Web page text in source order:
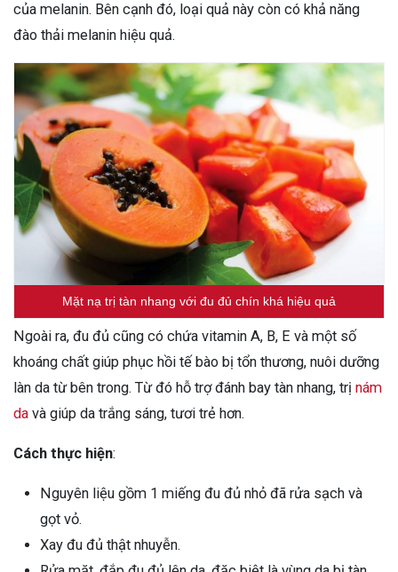
của melanin. Bên cạnh đó, loại quả này còn có khả năng
đào thải melanin hiệu quả.
Mặt nạ trị tàn nhang với đu đủ chín khá hiệu quả
Ngoài ra, đu đủ cũng có chứa vitamin A, B, E và một số
khoáng chất giúp phục hồi tế bào bị tổn thương, nuôi dưỡng
làn da từ bên trong. Từ đó hỗ trợ đánh bay tàn nhang, trị nám
da và giúp da trắng sáng, tươi trẻ hơn.
Cách thực hiện:
Nguyên liệu gồm 1 miếng đu đủ nhỏ đã rửa sạch và
gọt vỏ.
Xay đu đủ thật nhuyễn.